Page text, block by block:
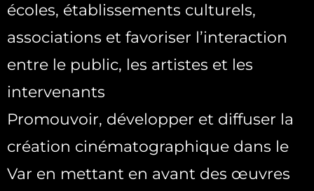
écoles, établissements culturels,
associations et favoriser l’interaction
entre le public, les artistes et les
intervenants
Promouvoir, développer et diffuser la
création cinématographique dans le
Var en mettant en avant des œuvres